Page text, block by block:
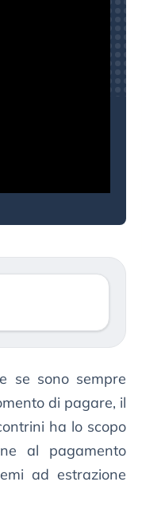
se sono sempre
di pagare, il
ha lo scopo
al pagamento
ad estrazione